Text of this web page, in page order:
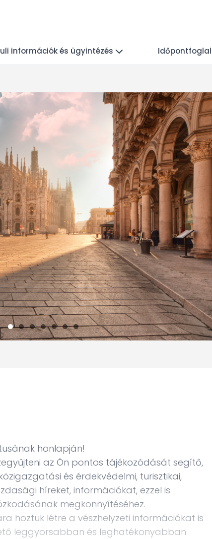
információk és ügyintézés
honlapján!
az Ön pontos tájékozódását segítő,
és érdekvédelmi, turisztikai,
híreket, információkat, ezzel is
megkönnyítéséhez.
hoztuk létre a vészhelyzeti információkat is
leggyorsabban és leghatékonyabban